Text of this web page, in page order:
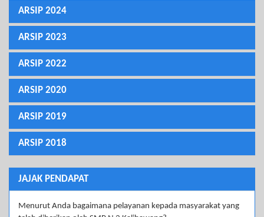
ARSIP 2024
ARSIP 2023
ARSIP 2022
ARSIP 2020
ARSIP 2019
ARSIP 2018
JAJAK PENDAPAT
Menurut Anda bagaimana pelayanan kepada masyarakat yang